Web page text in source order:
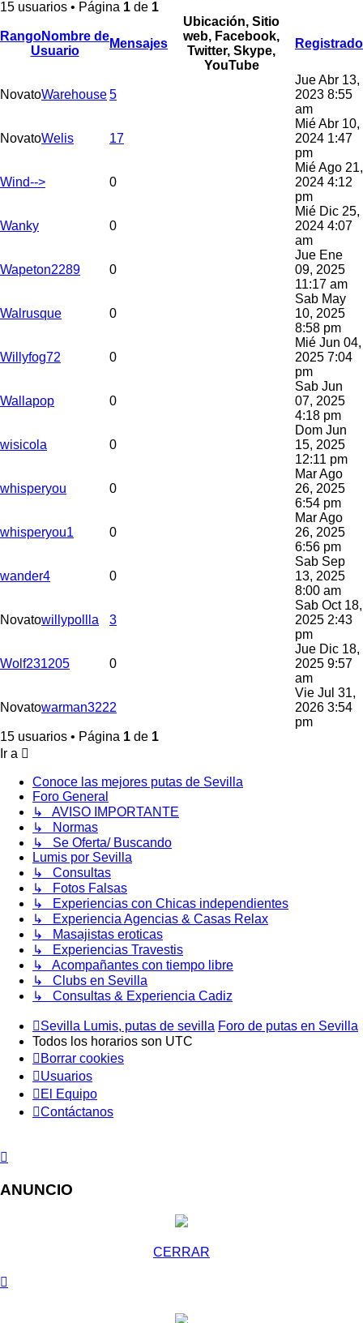
15 usuarios • Página 1 de 1
RangoNombre de
Usuario
Mensajes
Ubicación, Sitio
web, Facebook,
Twitter, Skype,
YouTube
Registrado
NovatoWarehouse5
Jue Abr 13,
2023 8:55
am
NovatoWelis 17
Mié Abr 10,
2024 1:47
pm
Wind--> 0
Mié Ago 21,
2024 4:12
pm
Wanky 0
Mié Dic 25,
2024 4:07
am
Wapeton2289 0
Jue Ene
09, 2025
11:17 am
Walrusque 0
Sab May
10, 2025
8:58 pm
Willyfog72 0
Mié Jun 04,
2025 7:04
pm
Wallapop 0
Sab Jun
07, 2025
4:18 pm
wisicola 0
Dom Jun
15, 2025
12:11 pm
whisperyou 0
Mar Ago
26, 2025
6:54 pm
whisperyou1 0
Mar Ago
26, 2025
6:56 pm
wander4 0
Sab Sep
13, 2025
8:00 am
Novatowillypollla 3
Sab Oct 18,
2025 2:43
pm
Wolf231205 0
Jue Dic 18,
2025 9:57
am
Novatowarman3222
Vie Jul 31,
2026 3:54
pm
15 usuarios • Página 1 de 1
Ir a
Conoce las mejores putas de Sevilla
Foro General
↳ AVISO IMPORTANTE
↳ Normas
↳ Se Oferta/ Buscando
Lumis por Sevilla
↳ Consultas
↳ Fotos Falsas
↳ Experiencias con Chicas independientes
↳ Experiencia Agencias & Casas Relax
↳ Masajistas eroticas
↳ Experiencias Travestis
↳ Acompañantes con tiempo libre
↳ Clubs en Sevilla
↳ Consultas & Experiencia Cadiz
Sevilla Lumis, putas de sevilla Foro de putas en Sevilla
Todos los horarios son UTC
Borrar cookies
Usuarios
El Equipo
Contáctanos
ANUNCIO
CERRAR